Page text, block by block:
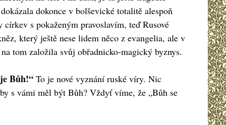
dokonce v bolševické totalitě alespoň
s pokaženým pravoslavím, teď Rusové
který ještě nese lidem něco z evangelia, ale v
tom založila svůj obřadnicko-magický byznys.
Bůh!“ To je nové vyznání ruské víry. Nic
s vámi měl být Bůh? Vždyť víme, že „Bůh se